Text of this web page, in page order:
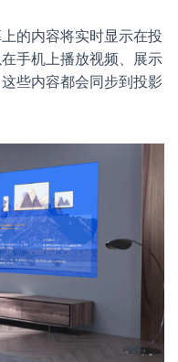
的内容将实时显示在投
手机上播放视频、展示
些内容都会同步到投影